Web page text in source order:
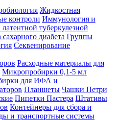
Жидкостная
контроли Иммунология и
туберкулезной
диабета Группы
Секвенирование
Расходные материалы для
Микропробирки 0,1-5 мл
для ИФА и
Планшеты Чашки Петри
Пипетки Пастера Штативы
Контейнеры для сбора и
и транспортные системы